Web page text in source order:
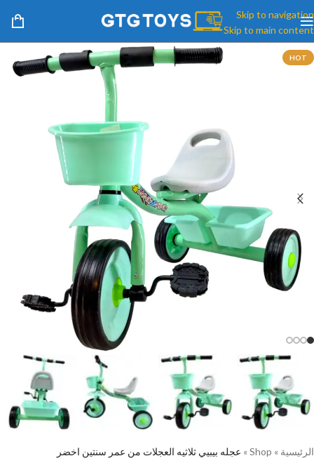
Skip to navigation
Skip to main content
HOT
الرئيسية »
Shop
» عجله بيبيي ثلاثيه العجلات من عمر سنتين اخضر